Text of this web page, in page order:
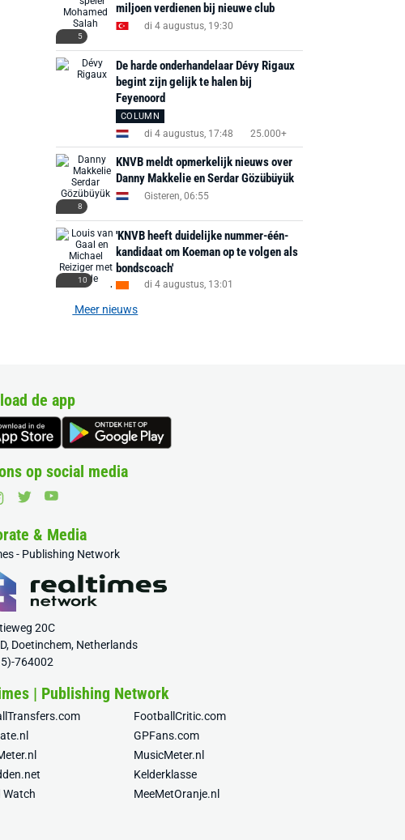
5
miljoen verdienen bij nieuwe club
di 4 augustus, 19:30
De harde onderhandelaar Dévy Rigaux
begint zijn gelijk te halen bij
Feyenoord
COLUMN
di 4 augustus, 17:48 25.000+
8
KNVB meldt opmerkelijk nieuws over
Danny Makkelie en Serdar Gözübüyük
Gisteren, 06:55
10
'KNVB heeft duidelijke nummer-één-
kandidaat om Koeman op te volgen als
bondscoach'
di 4 augustus, 13:01
Meer nieuws
de app
op social media
& Media
- Publishing Network
20C
Doetinchem, Netherlands
764002
| Publishing Network
FootballCritic.com
GPFans.com
MusicMeter.nl
Kelderklasse
Watch
MeeMetOranje.nl